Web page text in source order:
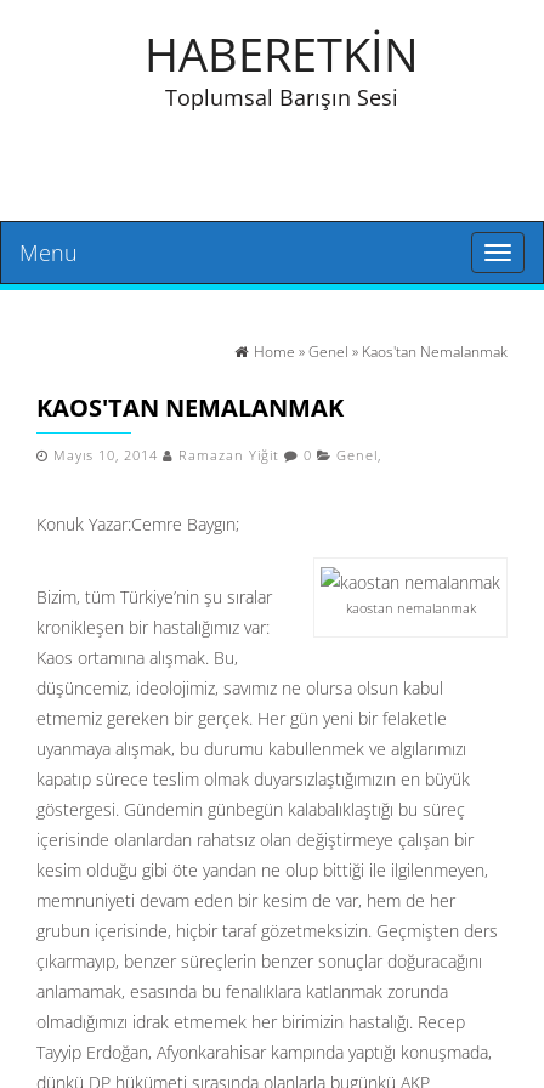
HABERETKİN
Toplumsal Barışın Sesi
Toggle
Menu
Home »Genel » Kaos'tan Nemalanmak
KAOS'TAN NEMALANMAK
Mayıs 10, 2014 Ramazan Yiğit 0 Genel,
Konuk Yazar:Cemre Baygın;
kaostan nemalanmak
Bizim, tüm Türkiye’nin şu sıralar
kronikleşen bir hastalığımız var:
Kaos ortamına alışmak. Bu,
düşüncemiz, ideolojimiz, savımız ne olursa olsun kabul
etmemiz gereken bir gerçek. Her gün yeni bir felaketle
uyanmaya alışmak, bu durumu kabullenmek ve algılarımızı
kapatıp sürece teslim olmak duyarsızlaştığımızın en büyük
göstergesi. Gündemin günbegün kalabalıklaştığı bu süreç
içerisinde olanlardan rahatsız olan değiştirmeye çalışan bir
kesim olduğu gibi öte yandan ne olup bittiği ile ilgilenmeyen,
memnuniyeti devam eden bir kesim de var, hem de her
grubun içerisinde, hiçbir taraf gözetmeksizin. Geçmişten ders
çıkarmayıp, benzer süreçlerin benzer sonuçlar doğuracağını
anlamamak, esasında bu fenalıklara katlanmak zorunda
olmadığımızı idrak etmemek her birimizin hastalığı. Recep
Tayyip Erdoğan, Afyonkarahisar kampında yaptığı konuşmada,
dünkü DP hükümeti sırasında olanlarla bugünkü AKP